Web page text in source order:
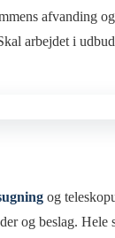
afvanding
arbejdet i
og
og beslag. Hele